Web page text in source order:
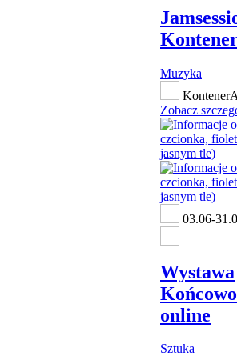
Muzyka
Zobacz
03.06-
Wystawa
online
Sztuka